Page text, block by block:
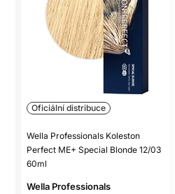
Oficiální distribuce
Wella Professionals Koleston
Perfect ME+ Special Blonde 12/03
60ml
Wella Professionals